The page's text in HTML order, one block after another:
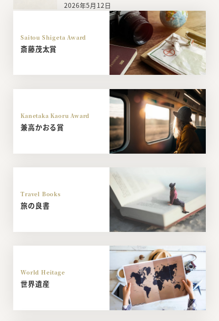
2026年5月12日
Saitou Shigeta Award
斎藤茂太賞
Kanetaka Kaoru Award
兼高かおる賞
Travel Books
旅の良書
World Heitage
世界遺産